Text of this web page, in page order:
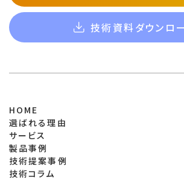
Google Analytics利用規約
めに、必要かつ適切な措置を適切に講じま
達するため、当社は人的安全管理措置とし
託の契約時において、個人データに関する
る事項を盛り込んでおります。
第7条（個人情報の第三者への提供
技術資料ダウンロ
HOME
選ばれる理由
サービス
製品事例
技術提案事例
技術コラム